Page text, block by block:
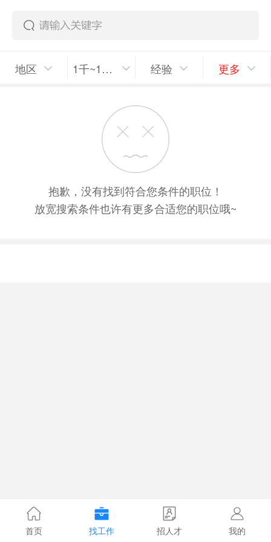
地区 1千~1千5/月 经验 更多
抱歉，没有找到符合您条件的职位！
放宽搜索条件也许有更多合适您的职位哦~
首页 找工作 招人才 我的